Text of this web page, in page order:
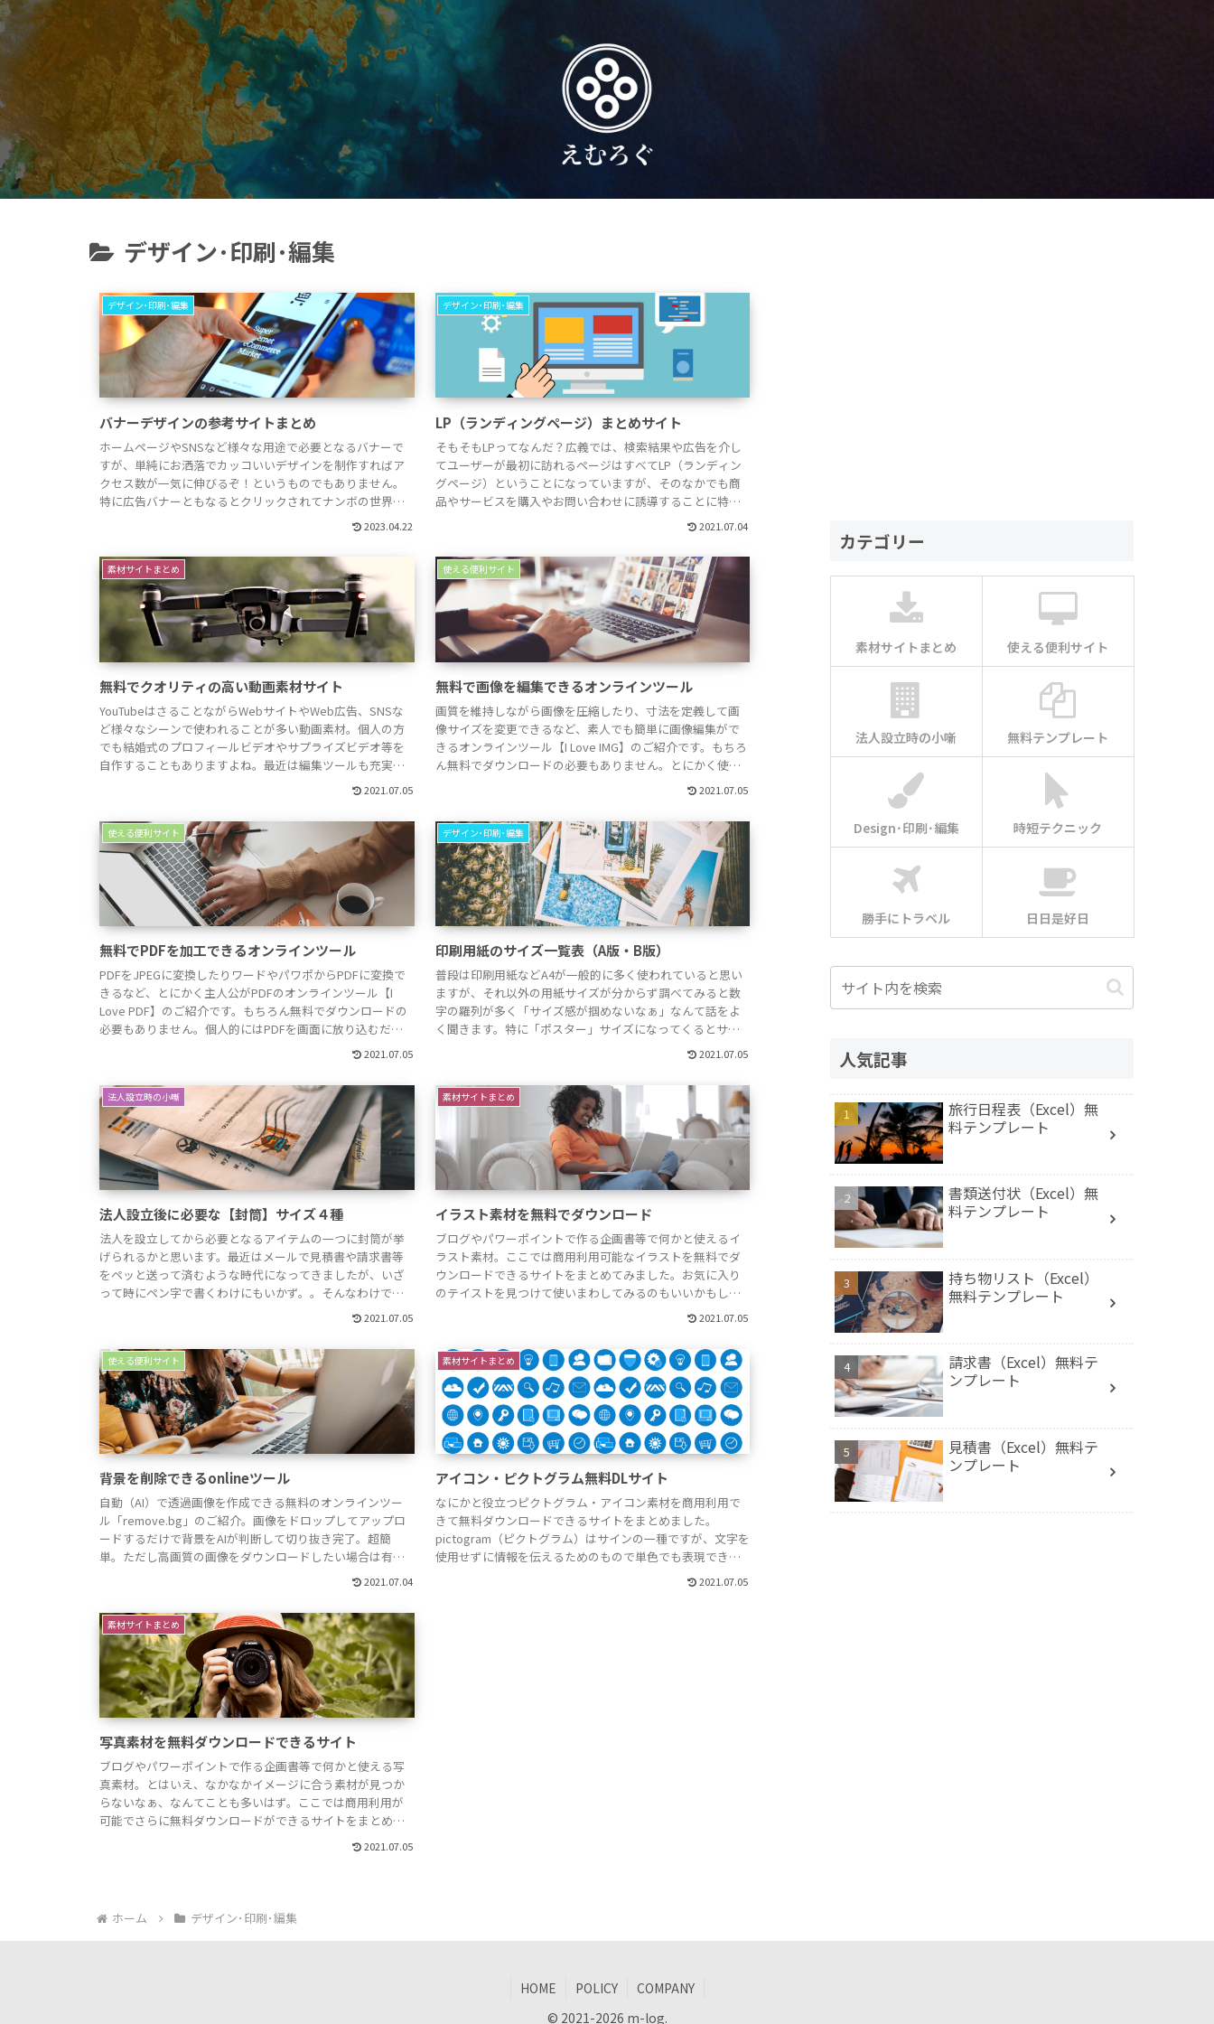
デザイン･印刷･編集
デザイン･印刷･編集
バナーデザインの参考サイトまとめ
ホームページやSNSなど様々な用途で必要となるバナーで
すが、単純にお洒落でカッコいいデザインを制作すればア
クセス数が一気に伸びるぞ！というものでもありません。
特に広告バナーともなるとクリックされてナンボの世界に
なってきてしまうため、キャッチや商材写真など様々な角
度からプランニングしないといけませんよね。あんな小さ
な枠なのに。笑そんなわけで、今回はバナーをひた...
2023.04.22
デザイン･印刷･編集
LP（ランディングページ）まとめサイト
そもそもLPってなんだ？広義では、検索結果や広告を介し
てユーザーが最初に訪れるページはすべてLP（ランディン
グページ）ということになっていますが、そのなかでも商
品やサービスを購入やお問い合わせに誘導することに特化
した紹介ページをLPと呼んでいます。ランディングページ
の特徴①レイアウトが縦長集客からお問い合わせまでを1ペ
ージで構成しているため情報量が多くなるこ...
2021.07.04
素材サイトまとめ
無料でクオリティの高い動画素材サイト
YouTubeはさることながらWebサイトやWeb広告、SNSな
ど様々なシーンで使われることが多い動画素材。個人の方
でも結婚式のプロフィールビデオやサプライズビデオ等を
自作することもありますよね。最近は編集ツールも充実し
ていますので動画素材を利用することでクオリティの高い
作品も作れるようになってきています。今回はそんな無料
動画素材をダウンロードできる海外サイ...
2021.07.05
使える便利サイト
無料で画像を編集できるオンラインツール
画質を維持しながら画像を圧縮したり、寸法を定義して画
像サイズを変更できるなど、素人でも簡単に画像編集がで
きるオンラインツール【I Love IMG】のご紹介です。もちろ
ん無料でダウンロードの必要もありません。とにかく使い
やすいので重宝している方も多いのではないでしょうか。
▼以下よりホームページへ移動I Love IMG作業できる内容は
大きく分けて４つ（①画像...
2021.07.05
使える便利サイト
無料でPDFを加工できるオンラインツール
PDFをJPEGに変換したりワードやパワポからPDFに変換で
きるなど、とにかく主人公がPDFのオンラインツール【I
Love PDF】のご紹介です。もちろん無料でダウンロードの
必要もありません。個人的にはPDFを画面に放り込むだけ
でJPEGに変換してくれる「PDF JPEG 変換」を多用してい
ます。色々使い方はありますがブログ本文でイメージ画像
を挿入するため...
2021.07.05
デザイン･印刷･編集
印刷用紙のサイズ一覧表（A版・B版）
普段は印刷用紙などA4が一般的に多く使われていると思い
ますが、それ以外の用紙サイズが分からず調べてみると数
字の羅列が多く「サイズ感が掴めないなぁ」なんて話をよ
く聞きます。特に「ポスター」サイズになってくるとサイ
ズ感は大事になってきます。当然１枚あたりの印刷価格も
高くなりますので間違って発注しちゃったーなんてシャレ
になりませんよね。とりあえず並べてみるのが一番...
2021.07.05
法人設立時の小噺
法人設立後に必要な【封筒】サイズ４種
法人を設立してから必要となるアイテムの一つに封筒が挙
げられるかと思います。最近はメールで見積書や請求書等
をペッと送って済むような時代になってきましたが、いざ
って時にペン字で書くわけにもいかず。。そんなわけで用
途に合わせて最低限は揃えておきたいところですね。イン
ターネットで「封筒 サイズ」を検索してみると、様々な種
類が出てきて名前とサイズ感がよく分からないなん...
2021.07.05
素材サイトまとめ
イラスト素材を無料でダウンロード
ブログやパワーポイントで作る企画書等で何かと使えるイ
ラスト素材。ここでは商用利用可能なイラストを無料でダ
ウンロードできるサイトをまとめてみました。お気に入り
のテイストを見つけて使いまわしてみるのもいいかもしれ
ませんね。無料で商用利用とはいえ必ず各サイトの「利用
規約」をしっかりと読んで確認してから利用させてもらい
ましょう。Vintage VillageVint...
2021.07.05
使える便利サイト
背景を削除できるonlineツール
自動（AI）で透過画像を作成できる無料のオンラインツー
ル「remove.bg」のご紹介。画像をドロップしてアップロ
ードするだけで背景をAIが判断して切り抜き完了。超簡
単。ただし高画質の画像をダウンロードしたい場合は有料
となりますので、無料で使う場合は使用場所が限られるか
ということで、まずは画像を用意...
2021.07.04
素材サイトまとめ
アイコン・ピクトグラム無料DLサイト
なにかと役立つピクトグラム・アイコン素材を商用利用で
きて無料ダウンロードできるサイトをまとめました。
pictogram（ピクトグラム）はサインの一種ですが、文字を
使用せずに情報を伝えるためのもので単色でも表現できる
2021.07.05
素材サイトまとめ
写真素材を無料ダウンロードできるサイト
ブログやパワーポイントで作る企画書等で何かと使える写
真素材。とはいえ、なかなかイメージに合う素材が見つか
らないなぁ、なんてことも多いはず。ここでは商用利用が
可能でさらに無料ダウンロードができるサイトをまとめて
みました。O-DAN（オーダン）O-DAN海外のフリー写真素
材サイトをその名のとおり横断して検索ができるサイトで
2021.07.05
ホーム デザイン･印刷･編集
カテゴリー
素材サイトまとめ 使える便利サイト
法人設立時の小噺 無料テンプレート
Design･印刷･編集 時短テクニック
勝手にトラベル 日日是好日
人気記事
旅行日程表（Excel）無
料テンプレート
書類送付状（Excel）無
料テンプレート
持ち物リスト（Excel）
無料テンプレート
請求書（Excel）無料テ
ンプレート
見積書（Excel）無料テ
ンプレート
HOME POLICY
COMPANY
© 2021-2026 m-log.